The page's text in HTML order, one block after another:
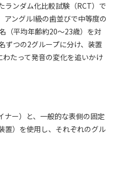
ランダム化比較試験（RCT）で
アングルI級の歯並びで中等度の
（平均年齢約20〜23歳）を対
ずつの2グループに分け、装置
たって発音の変化を追いかけ
ナー）と、一般的な表側の固定
置）を使用し、それぞれのグル